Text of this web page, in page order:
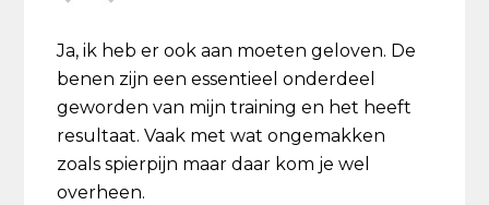
Ja, ik heb er ook aan moeten geloven. De
benen zijn een essentieel onderdeel
geworden van mijn training en het heeft
resultaat. Vaak met wat ongemakken
zoals spierpijn maar daar kom je wel
overheen.